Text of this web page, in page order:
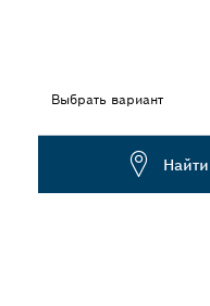
Выбрать вариант